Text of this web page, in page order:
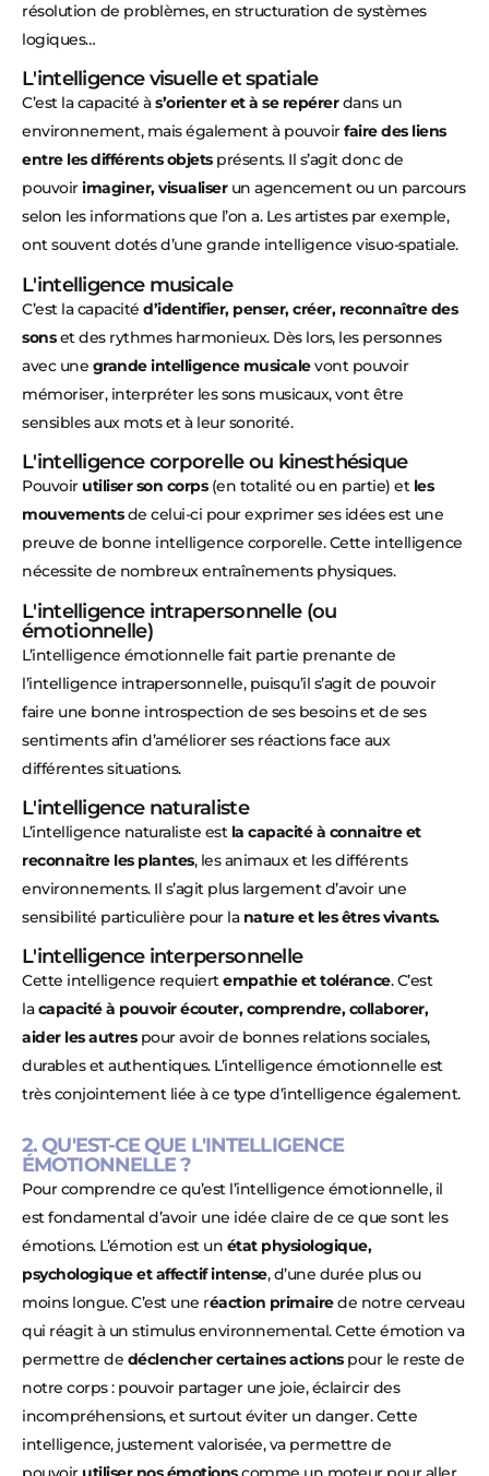
résolution de problèmes, en structuration de systèmes
logiques…
L'intelligence visuelle et spatiale
C’est la capacité às’orienter et à se repérerdans un
environnement, mais également à pouvoirfaire des liens
entre les différents objetsprésents. Il s’agit donc de
pouvoirimaginer, visualiserun agencement ou un parcours
selon les informations que l’on a. Les artistes par exemple,
ont souvent dotés d’une grande intelligence visuo-spatiale.
L'intelligence musicale
C’est la capacité d’identifier, penser, créer, reconnaître des
sonset des rythmes harmonieux. Dès lors, les personnes
avec une grande intelligence musicalevont pouvoir
mémoriser, interpréter les sons musicaux, vont être
sensibles aux mots et à leur sonorité.
L'intelligence corporelle ou kinesthésique
Pouvoirutiliser son corps (en totalité ou en partie) et les
mouvementsde celui-ci pour exprimer ses idées est une
preuve de bonne intelligence corporelle. Cette intelligence
nécessite de nombreux entraînements physiques.
L'intelligence intrapersonnelle (ou
émotionnelle)
L’intelligence émotionnelle fait partie prenante de
l’intelligence intrapersonnelle, puisqu’il s’agit de pouvoir
faire une bonne introspection de ses besoins et de ses
sentiments afin d’améliorer ses réactions face aux
différentes situations.
L'intelligence naturaliste
L’intelligence naturaliste estla capacité à connaitre et
reconnaitre les plantes, les animaux et les différents
environnements. Il s’agit plus largement d’avoir une
sensibilité particulière pour la nature et les êtres vivants.
L'intelligence interpersonnelle
Cette intelligence requiertempathie et tolérance. C’est
lacapacité à pouvoir écouter, comprendre, collaborer,
aider les autres pour avoir de bonnes relations sociales,
durables et authentiques. L’intelligence émotionnelle est
très conjointement liée à ce type d’intelligence également.
2. QU'EST-CE QUE L'INTELLIGENCE
ÉMOTIONNELLE ?
Pour comprendre ce qu’est l’intelligence émotionnelle, il
est fondamental d’avoir une idée claire de ce que sont les
émotions. L’émotion est un état physiologique,
psychologique et affectif intense, d’une durée plus ou
moins longue. C’est une réaction primairede notre cerveau
qui réagit à un stimulus environnemental. Cette émotion va
permettre de déclencher certaines actionspour le reste de
notre corps : pouvoir partager une joie, éclaircir des
incompréhensions, et surtout éviter un danger. Cette
intelligence, justement valorisée, va permettre de